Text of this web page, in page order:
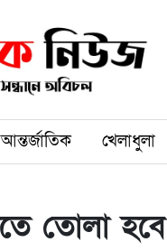
আন্তর্জাতিক খেলাধুলা
তোলা হবে